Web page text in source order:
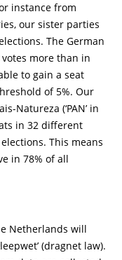
instance from
our sister parties
The German
more than in
to gain a seat
of 5%. Our
Natureza (‘PAN’ in
in 32 different
This means
in 78% of all
Netherlands will
(dragnet law).